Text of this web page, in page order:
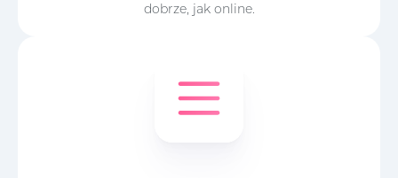
dobrze, jak online.